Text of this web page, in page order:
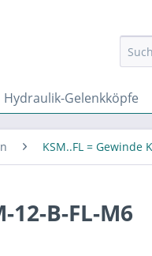
Hydraulik-Gelenkköpfe
KSM..FL = Gewinde
12-B-FL-M6